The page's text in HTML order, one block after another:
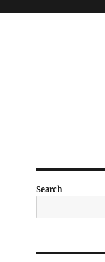
Search